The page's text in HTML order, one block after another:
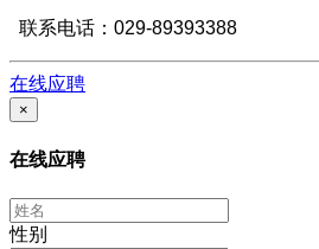
联系电话：029-89393388
在线应聘
×
在线应聘
性别